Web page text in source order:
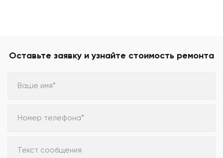
Оставьте заявку и узнайте стоимость ремонта
Ваше имя*
Номер телефона*
Текст сообщения